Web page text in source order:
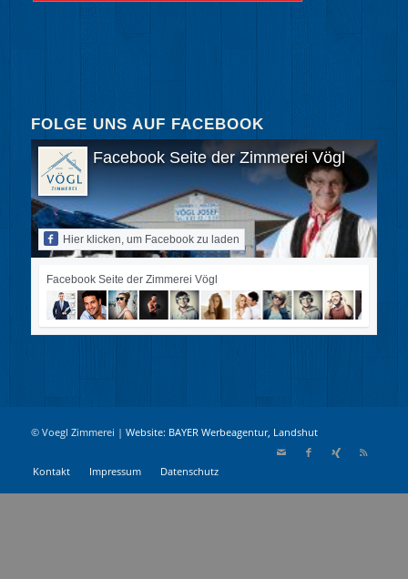
FOLGE UNS AUF FACEBOOK
Facebook Seite der Zimmerei Vögl
Hier klicken, um Facebook zu laden
Facebook Seite der Zimmerei Vögl
© Voegl Zimmerei | Website: BAYER Werbeagentur, Landshut
Kontakt Impressum Datenschutz